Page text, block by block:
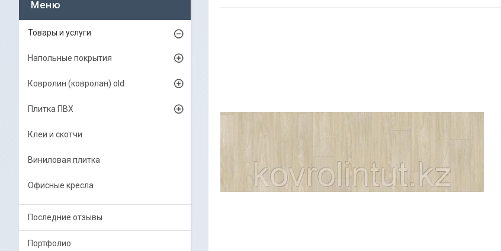
Товары и услуги
Напольные покрытия
Ковролин (ковролан) old
Плитка ПВХ
Клеи и скотчи
Виниловая плитка
Офисные кресла
Последние отзывы
Портфолио